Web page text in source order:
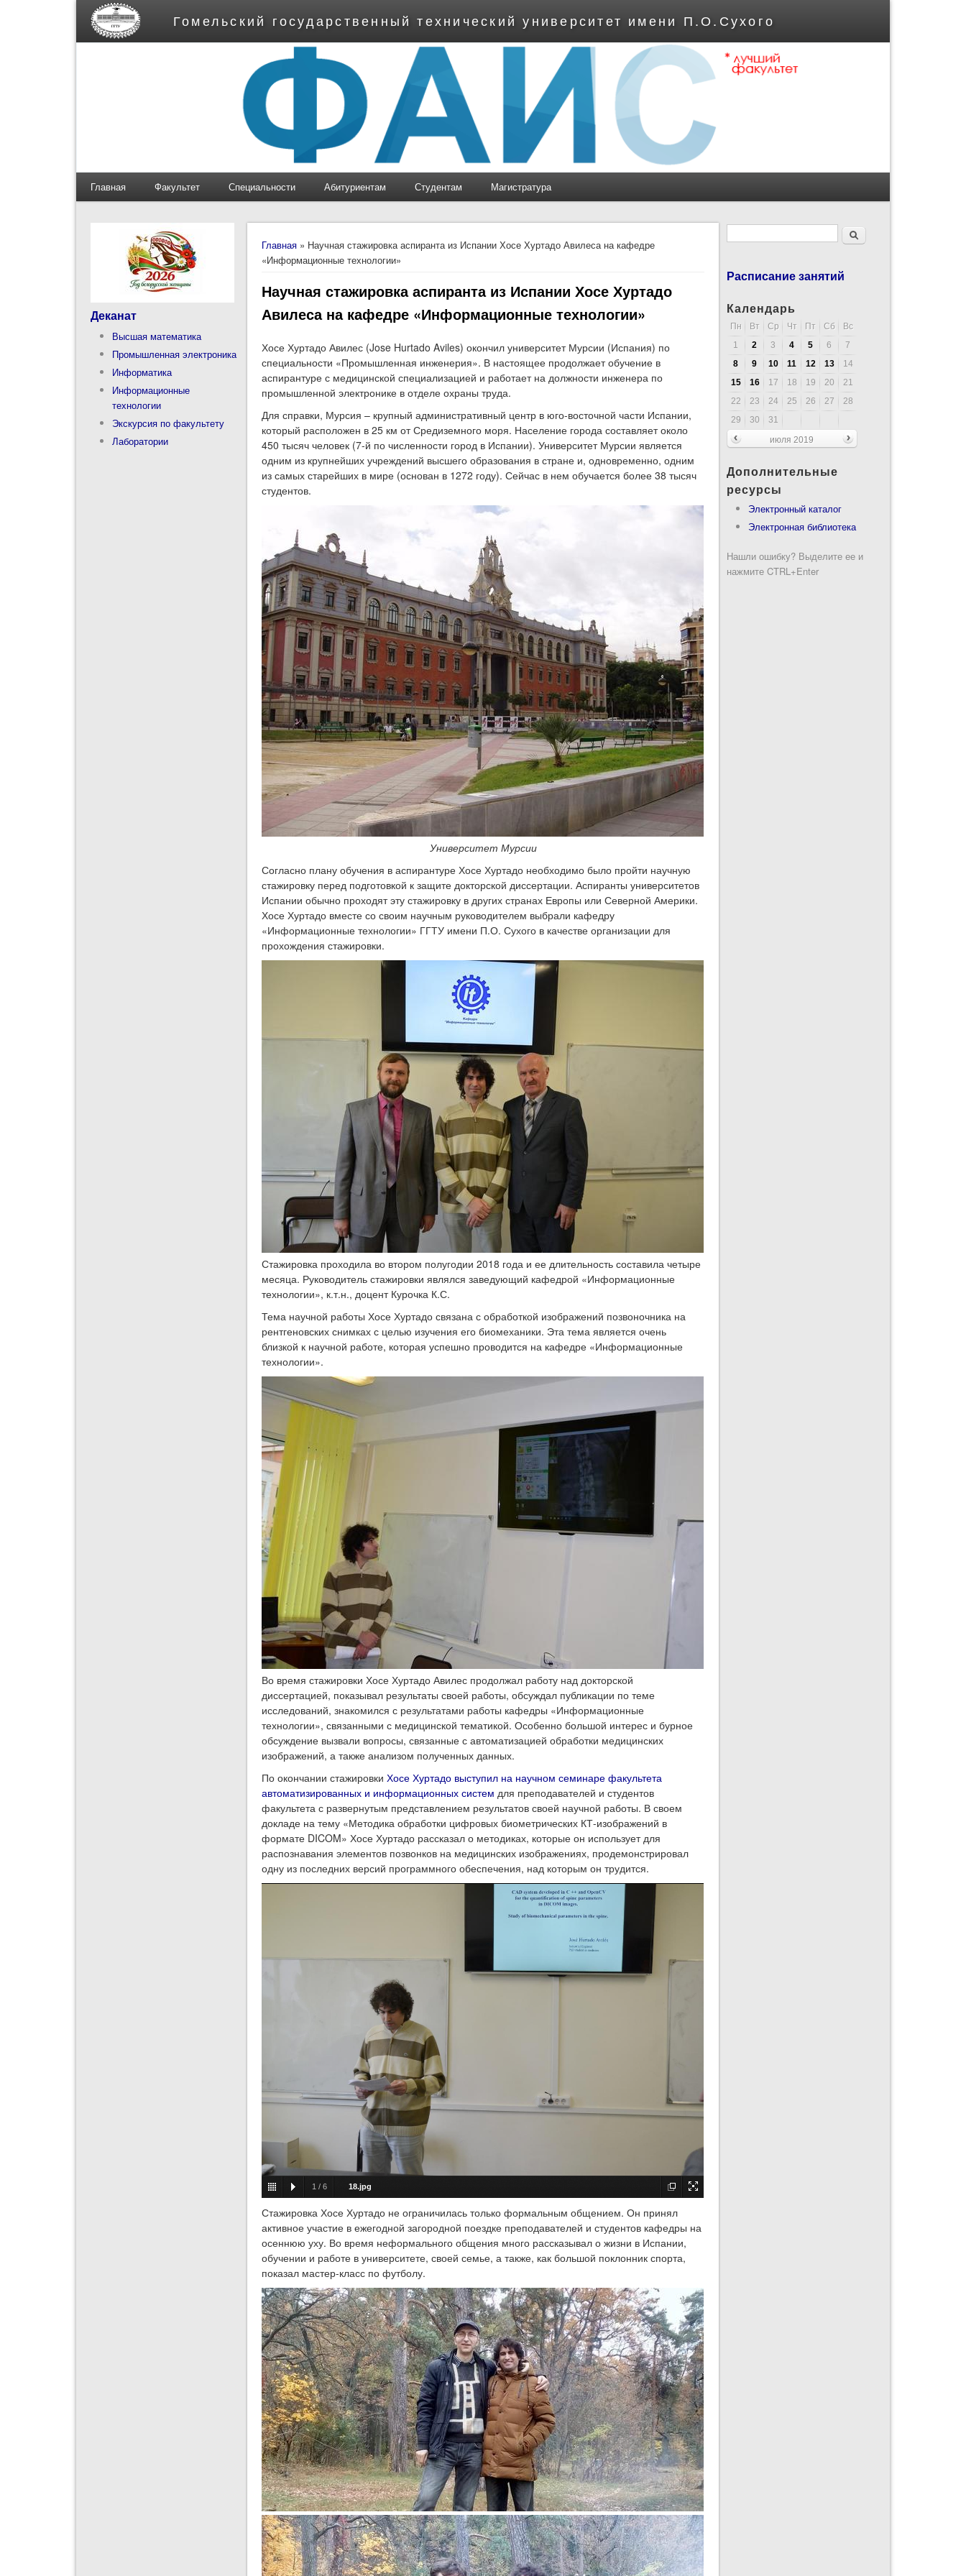
Гомельский государственный технический университет имени П.О.Сухого
Главная Факультет Специальности Абитуриентам Студентам Магистратура
Вы здесь
Главная » Научная стажировка аспиранта из Испании Хосе Хуртадо Авилеса на кафедре
«Информационные технологии»
Научная стажировка аспиранта из Испании Хосе Хуртадо
Авилеса на кафедре «Информационные технологии»
Хосе Хуртадо Авилес (Jose Hurtado Aviles) окончил университет Мурсии (Испания) по
специальности «Промышленная инженерия». В настоящее продолжает обучение в
аспирантуре с медицинской специализацией и работает на должности инженера по
промышленной электронике в отделе охраны труда.
Для справки, Мурсия – крупный административный центр в юго-восточной части Испании,
который расположен в 25 км от Средиземного моря. Население города составляет около
450 тысяч человек (7-й по численности город в Испании). Университет Мурсии является
одним из крупнейших учреждений высшего образования в стране и, одновременно, одним
из самых старейших в мире (основан в 1272 году). Сейчас в нем обучается более 38 тысяч
студентов.
Университет Мурсии
Согласно плану обучения в аспирантуре Хосе Хуртадо необходимо было пройти научную
стажировку перед подготовкой к защите докторской диссертации. Аспиранты университетов
Испании обычно проходят эту стажировку в других странах Европы или Северной Америки.
Хосе Хуртадо вместе со своим научным руководителем выбрали кафедру
«Информационные технологии» ГГТУ имени П.О. Сухого в качестве организации для
прохождения стажировки.
Стажировка проходила во втором полугодии 2018 года и ее длительность составила четыре
месяца. Руководитель стажировки являлся заведующий кафедрой «Информационные
технологии», к.т.н., доцент Курочка К.С.
Тема научной работы Хосе Хуртадо связана с обработкой изображений позвоночника на
рентгеновских снимках с целью изучения его биомеханики. Эта тема является очень
близкой к научной работе, которая успешно проводится на кафедре «Информационные
технологии».
Во время стажировки Хосе Хуртадо Авилес продолжал работу над докторской
диссертацией, показывал результаты своей работы, обсуждал публикации по теме
исследований, знакомился с результатами работы кафедры «Информационные
технологии», связанными с медицинской тематикой. Особенно большой интерес и бурное
обсуждение вызвали вопросы, связанные с автоматизацией обработки медицинских
изображений, а также анализом полученных данных.
По окончании стажировкиХосе Хуртадо выступил на научном семинаре факультета
автоматизированных и информационных систем для преподавателей и студентов
факультета с развернутым представлением результатов своей научной работы. В своем
докладе на тему «Методика обработки цифровых биометрических КТ-изображений в
формате DICOM» Хосе Хуртадо рассказал о методиках, которые он использует для
распознавания элементов позвонков на медицинских изображениях, продемонстрировал
одну из последних версий программного обеспечения, над которым он трудится.
1 /6 18.jpg
Стажировка Хосе Хуртадо не ограничилась только формальным общением. Он принял
активное участие в ежегодной загородной поездке преподавателей и студентов кафедры на
осеннюю уху. Во время неформального общения много рассказывал о жизни в Испании,
обучении и работе в университете, своей семье, а также, как большой поклонник спорта,
показал мастер-класс по футболу.
Деканат
Высшая математика
Промышленная электроника
Информатика
Информационные
технологии
Экскурсия по факультету
Лаборатории
Форма поискаПоиск
Расписание занятий
Календарь
Пн Вт Ср Чт Пт Сб
Вс
1
2 3 4 5 6
7
8
9 10 11 12 13
14
15
16 17 18 19 20
21
22
23 24 25 26 27
28
29
30
31
июля 2019
Дополнительные
ресурсы
Электронный каталог
Электронная библиотека
Нашли ошибку? Выделите ее и
нажмите CTRL+Enter